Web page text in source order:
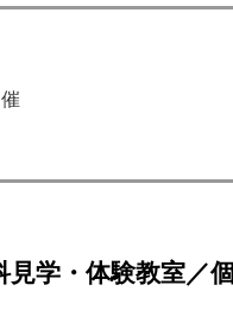
学・体験教室／個